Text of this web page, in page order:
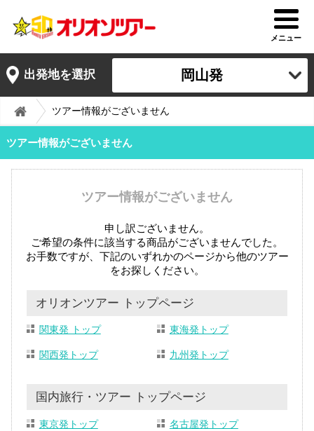
メニュー
出発地を選択 岡山発
ツアー情報がございません
ツアー情報がございません
ツアー情報がございません
申し訳ございません。
ご希望の条件に該当する商品がございませんでした。
お手数ですが、下記のいずれかのページから他のツアー
をお探しください。
オリオンツアー トップページ
関東発 トップ 東海発トップ
関西発トップ 九州発トップ
国内旅行・ツアー トップページ
東京発トップ 名古屋発トップ